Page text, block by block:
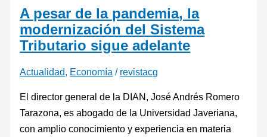
A pesar de la pandemia, la
modernización del Sistema
Tributario sigue adelante
Actualidad, Economía / revistacg
El director general de la DIAN, José An­drés Romero
Tarazona, es abogado de la Universidad Javeriana,
con amplio cono­cimiento y experiencia en materia